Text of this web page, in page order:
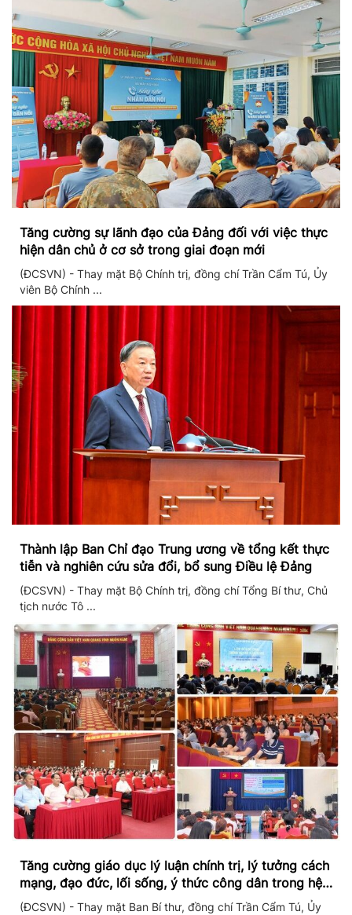
Tăng cường sự lãnh đạo của Đảng đối với việc thực
hiện dân chủ ở cơ sở trong giai đoạn mới
(ĐCSVN) - Thay mặt Bộ Chính trị, đồng chí Trần Cẩm Tú, Ủy
viên Bộ Chính ...
Thành lập Ban Chỉ đạo Trung ương về tổng kết thực
tiễn và nghiên cứu sửa đổi, bổ sung Điều lệ Đảng
(ĐCSVN) - Thay mặt Bộ Chính trị, đồng chí Tổng Bí thư, Chủ
tịch nước Tô ...
Tăng cường giáo dục lý luận chính trị, lý tưởng cách
mạng, đạo đức, lối sống, ý thức công dân trong hệ
thống giáo dục quốc dân
(ĐCSVN) - Thay mặt Ban Bí thư, đồng chí Trần Cẩm Tú, Ủy